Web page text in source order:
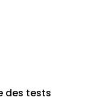
des tests